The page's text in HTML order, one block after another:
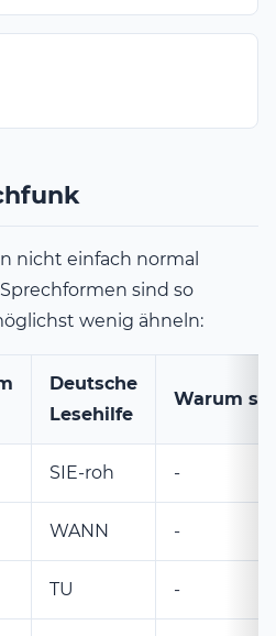
nicht einfach normal
sind so
wenig ähneln:
Deutsche
Lesehilfe
Warum
SIE-roh -
WANN -
TU -